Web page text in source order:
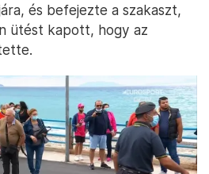
és befejezte a szakaszt,
ütést kapott, hogy az